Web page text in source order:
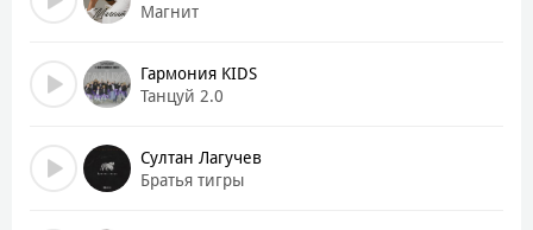
Братья славяне
И вместе с нами Бог
Это реки времён
В наших душах есть пламя
Это вечный огонь
Магнит
Гармония KIDS
Танцуй 2.0
Султан Лагучев
Братья тигры